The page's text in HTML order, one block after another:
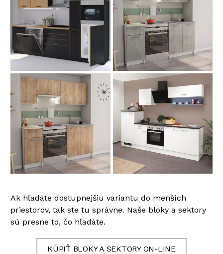
Ak hľadáte dostupnejšiu variantu do menších
priestorov, tak ste tu správne. Naše bloky a sektory
sú presne to, čo hľadáte.
KÚPIŤ BLOKY A SEKTORY ON-LINE